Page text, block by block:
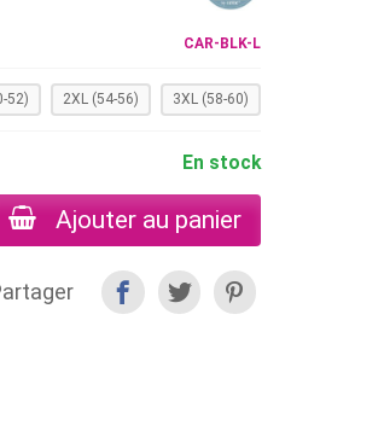
CAR-BLK-L
52) 2XL (54-56) 3XL (58-60)
En stock
Ajouter au panier